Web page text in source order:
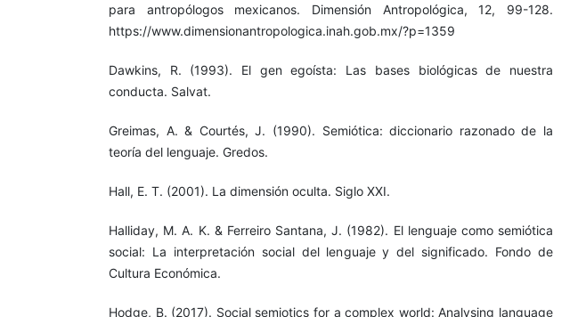
para antropólogos mexicanos. Dimensión Antropológica, 12, 99-128.
https://www.dimensionantropologica.inah.gob.mx/?p=1359
Dawkins, R. (1993). El gen egoísta: Las bases biológicas de nuestra
conducta. Salvat.
Greimas, A. & Courtés, J. (1990). Semiótica: diccionario razonado de la
teoría del lenguaje. Gredos.
Hall, E. T. (2001). La dimensión oculta. Siglo XXI.
Halliday, M. A. K. & Ferreiro Santana, J. (1982). El lenguaje como semiótica
social: La interpretación social del lenguaje y del significado. Fondo de
Cultura Económica.
Hodge, B. (2017). Social semiotics for a complex world: Analysing language